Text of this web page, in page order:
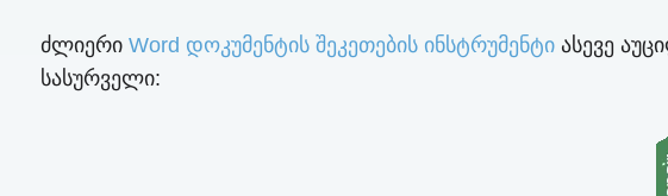
ძლიერი Word დოკუმენტის შეკეთების ინსტრუმენტიასევე
სასურველი: